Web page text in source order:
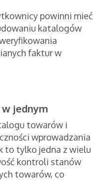
powinni mieć
katalogów
faktur w
jednym
towarów i
wprowadzania
to tylko jedna z wielu
kontroli stanów
towarów, co